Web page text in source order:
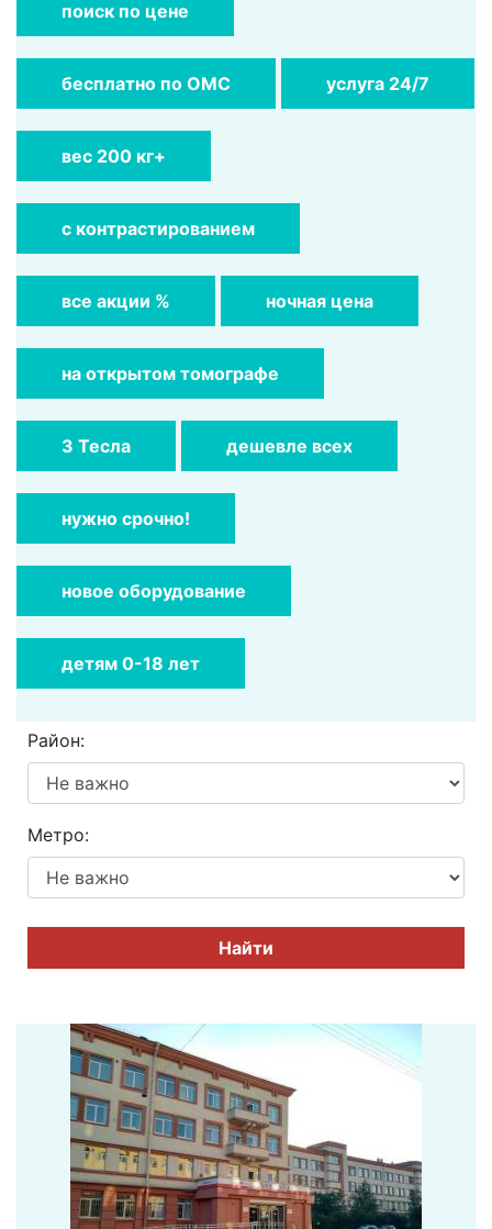
поиск по цене
бесплатно по ОМС услуга 24/7
вес 200 кг+
с контрастированием
все акции % ночная цена
на открытом томографе
3 Тесла дешевле всех
нужно срочно!
новое оборудование
детям 0-18 лет
Район:
Метро:
Найти